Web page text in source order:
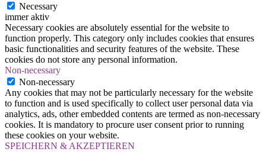
Necessary
immer aktiv
Necessary cookies are absolutely essential for the website to
function properly. This category only includes cookies that ensures
basic functionalities and security features of the website. These
cookies do not store any personal information.
Non-necessary
Non-necessary
Any cookies that may not be particularly necessary for the website
to function and is used specifically to collect user personal data via
analytics, ads, other embedded contents are termed as non-necessary
cookies. It is mandatory to procure user consent prior to running
these cookies on your website.
SPEICHERN & AKZEPTIEREN